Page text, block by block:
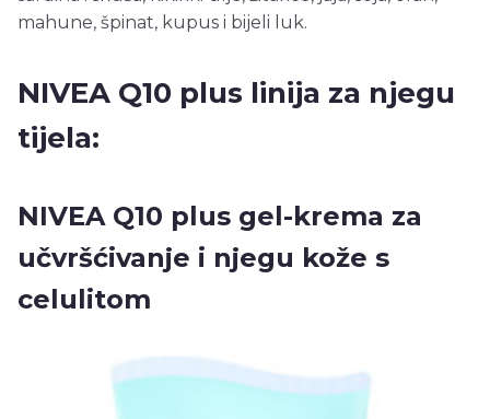
mahune, špinat, kupus i bijeli luk.
NIVEA Q10 plus linija za njegu
tijela:
NIVEA Q10 plus gel-krema za
učvršćivanje i njegu kože s
celulitom